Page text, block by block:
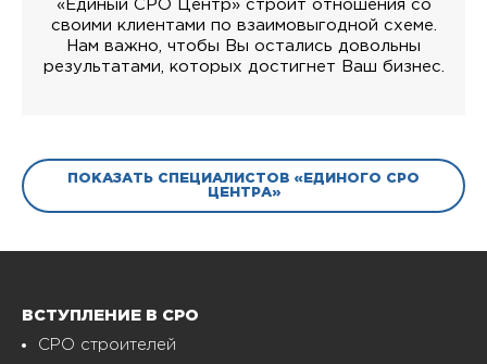
«Единый СРО Центр» строит отношения со
своими клиентами по взаимовыгодной схеме.
Нам важно, чтобы Вы остались довольны
результатами, которых достигнет Ваш бизнес.
ПОКАЗАТЬ СПЕЦИАЛИСТОВ «ЕДИНОГО СРО
ЦЕНТРА»
ВСТУПЛЕНИЕ В СРО
СРО строителей